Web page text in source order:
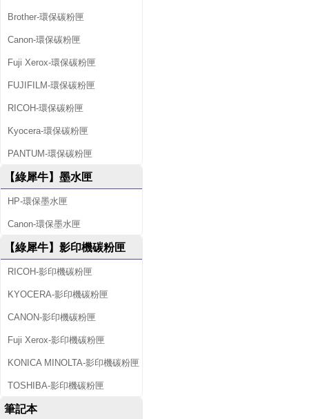
Brother-環保碳粉匣
Canon-環保碳粉匣
Fuji Xerox-環保碳粉匣
FUJIFILM-環保碳粉匣
RICOH-環保碳粉匣
Kyocera-環保碳粉匣
PANTUM-環保碳粉匣
【綠犀牛】墨水匣
HP-環保墨水匣
Canon-環保墨水匣
【綠犀牛】影印機碳粉匣
RICOH-影印機碳粉匣
KYOCERA-影印機碳粉匣
CANON-影印機碳粉匣
Fuji Xerox-影印機碳粉匣
KONICA MINOLTA-影印機碳粉匣
TOSHIBA-影印機碳粉匣
筆記本